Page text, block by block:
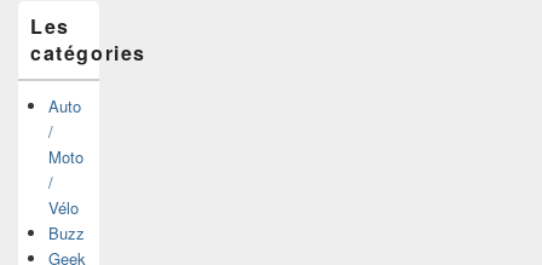
Les
catégories
Auto
/
Moto
/
Vélo
Buzz
Geek